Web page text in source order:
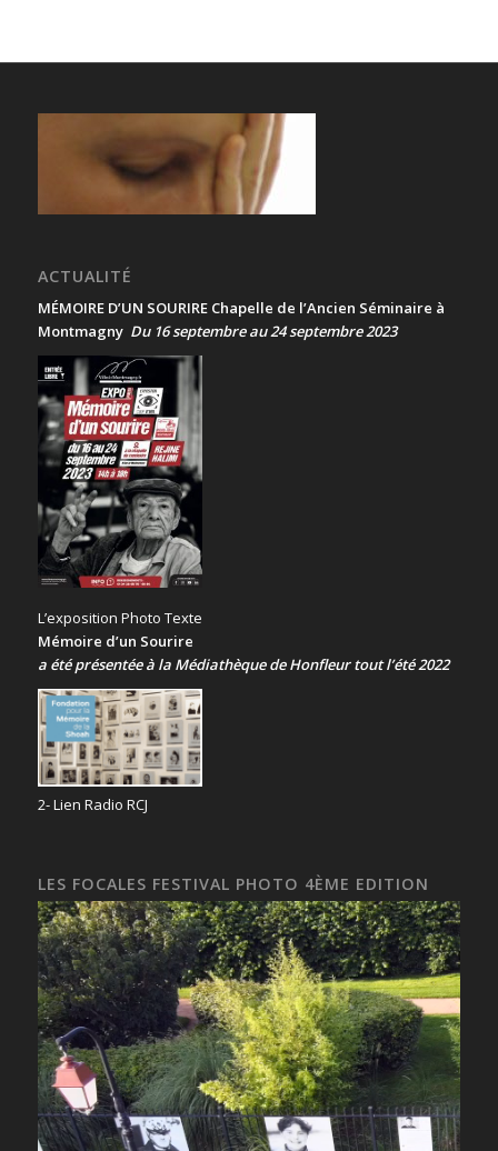
ACTUALITÉ
MÉMOIRE D’UN SOURIRE Chapelle de l’Ancien Séminaire à
Montmagny Du 16 septembre au 24 septembre 2023
L’exposition Photo Texte
Mémoire d’un Sourire
a été présentéeà la Médiathèque de Honfleur tout l’été 2022
2- Lien Radio RCJ
LES FOCALES FESTIVAL PHOTO 4ÈME EDITION